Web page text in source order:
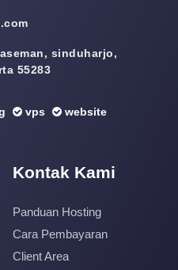
sinduharjo,
55283
vps website
Kontak Kami
Panduan Hosting
Cara Pembayaran
Client Area